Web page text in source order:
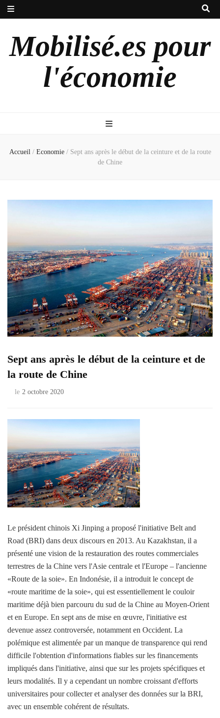
Mobilisé.es pour
l'économie
Accueil / Economie / Sept ans après le début de la ceinture et de la route
de Chine
Sept ans après le début de la ceinture et de
la route de Chine
le 2 octobre 2020
Le président chinois Xi Jinping a proposé l'initiative Belt and
Road (BRI) dans deux discours en 2013. Au Kazakhstan, il a
présenté une vision de la restauration des routes commerciales
terrestres de la Chine vers l'Asie centrale et l'Europe – l'ancienne
«Route de la soie». En Indonésie, il a introduit le concept de
«route maritime de la soie», qui est essentiellement le couloir
maritime déjà bien parcouru du sud de la Chine au Moyen-Orient
et en Europe. En sept ans de mise en œuvre, l'initiative est
devenue assez controversée, notamment en Occident. La
polémique est alimentée par un manque de transparence qui rend
difficile l'obtention d'informations fiables sur les financements
impliqués dans l'initiative, ainsi que sur les projets spécifiques et
leurs modalités. Il y a cependant un nombre croissant d'efforts
universitaires pour collecter et analyser des données sur la BRI,
avec un ensemble cohérent de résultats.